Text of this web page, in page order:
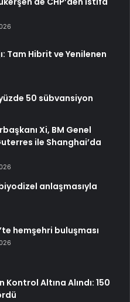
Tam Hibrit ve Yenilenen
50 sübvansiyon
Xi, BM Genel
ile Shanghai’da
anlaşmasıyla
hemşehri buluşması
Kontrol Altına Alındı: 150